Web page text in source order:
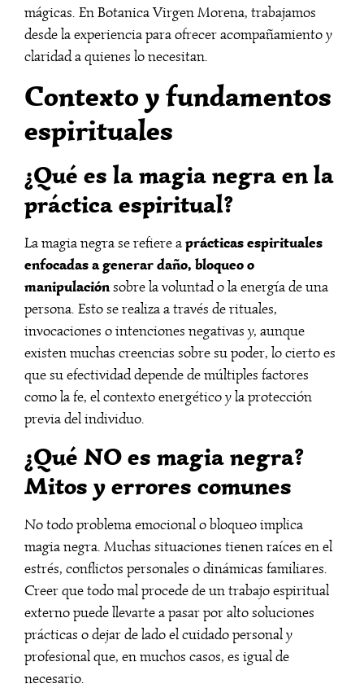
mágicas. En Botanica Virgen Morena, trabajamos
desde la experiencia para ofrecer acompañamiento y
claridad a quienes lo necesitan.
Contexto y fundamentos
espirituales
¿Qué es la magia negra en la
práctica espiritual?
La magia negra se refiere aprácticas espirituales
enfocadas a generar daño, bloqueo o
manipulaciónsobre la voluntad o la energía de una
persona. Esto se realiza a través de rituales,
invocaciones o intenciones negativas y, aunque
existen muchas creencias sobre su poder, lo cierto es
que su efectividad depende de múltiples factores
como la fe, el contexto energético y la protección
previa del individuo.
¿Qué NO es magia negra?
Mitos y errores comunes
No todo problema emocional o bloqueo implica
magia negra. Muchas situaciones tienen raíces en el
estrés, conflictos personales o dinámicas familiares.
Creer que todo mal procede de un trabajo espiritual
externo puede llevarte a pasar por alto soluciones
prácticas o dejar de lado el cuidado personal y
profesional que, en muchos casos, es igual de
necesario.